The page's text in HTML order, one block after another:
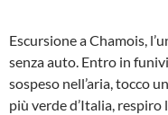
Escursione a Chamois,
senza auto. Entro in
sospeso nell’aria, tocco
più verde d’Italia, respiro